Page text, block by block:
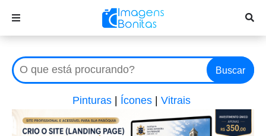
Buscar
Pinturas Ícones Vitrais